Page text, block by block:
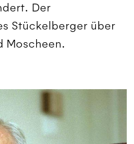
Der
Stückelberger über
Moscheen.